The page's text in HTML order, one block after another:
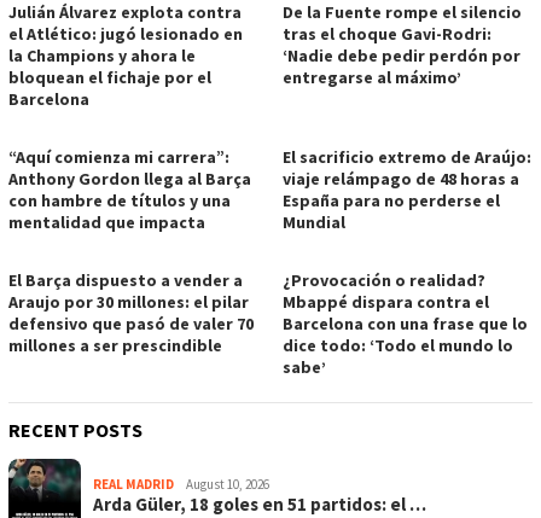
Julián Álvarez explota contra
el Atlético: jugó lesionado en
la Champions y ahora le
bloquean el fichaje por el
Barcelona
De la Fuente rompe el silencio
tras el choque Gavi-Rodri:
‘Nadie debe pedir perdón por
entregarse al máximo’
“Aquí comienza mi carrera”:
Anthony Gordon llega al Barça
con hambre de títulos y una
mentalidad que impacta
El sacrificio extremo de Araújo:
viaje relámpago de 48 horas a
España para no perderse el
Mundial
El Barça dispuesto a vender a
Araujo por 30 millones: el pilar
defensivo que pasó de valer 70
millones a ser prescindible
¿Provocación o realidad?
Mbappé dispara contra el
Barcelona con una frase que lo
dice todo: ‘Todo el mundo lo
sabe’
RECENT POSTS
REAL MADRID August 10, 2026
Arda Güler, 18 goles en 51 partidos: el …